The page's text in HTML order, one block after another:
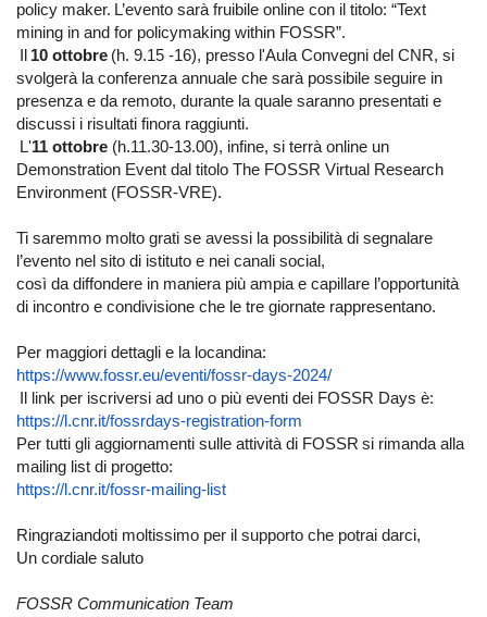
policy maker. L’evento sarà fruibile online con il titolo: “Text
mining in and for policymaking within FOSSR”.
10 ottobre (h. 9.15 -16), presso l'Aula Convegni del CNR, si
svolgerà la conferenza annuale che sarà possibile seguire in
presenza e da remoto, durante la quale saranno presentati e
discussi i risultati finora raggiunti.
L'11 ottobre (h.11.30-13.00), infine, si terrà online un
Demonstration Event dal titolo The FOSSR Virtual Research
Environment (FOSSR-VRE).
Ti saremmo molto grati se avessi la possibilità di segnalare
l’evento nel sito di istituto e nei canali social,
così da diffondere in maniera più ampia e capillare l’opportunità
di incontro e condivisione che le tre giornate rappresentano.
Per maggiori dettagli e la locandina:
https://www.fossr.eu/eventi/fossr-days-2024/
Il link per iscriversi ad uno o più eventi dei FOSSR Days è:
https://l.cnr.it/fossrdays-registration-form
Per tutti gli aggiornamenti sulle attività di FOSSR si rimanda alla
mailing list di progetto:
https://l.cnr.it/fossr-mailing-list
Ringraziandoti moltissimo per il supporto che potrai darci,
Un cordiale saluto
FOSSR Communication Team